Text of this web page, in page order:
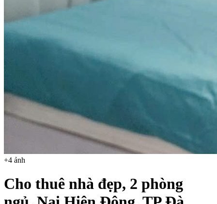
+4 ảnh
Cho thuê nhà đẹp, 2 phòng